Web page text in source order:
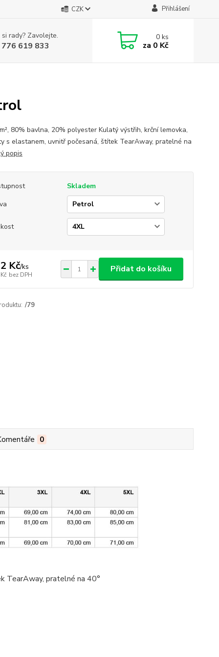
CZK Přihlášení
rady? Zavolejte.
619 833
0ks
za 0 Kč
80% bavlna, 20% polyester Kulatý výstřih, krční lemovka,
s elastanem, uvnitř počesaná, štítek TearAway, pratelné na
popis
Skladem
Kč/ks
bez DPH
Přidat do košíku
/79
0
TearAway, pratelné na 40°